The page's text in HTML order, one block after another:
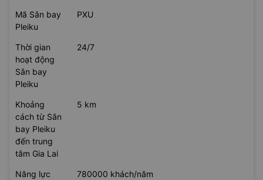
Mã Sân bay
Pleiku
PXU
Thời gian
hoạt động
Sân bay
Pleiku
24/7
Khoảng
cách từ Sân
bay Pleiku
đến trung
tâm Gia Lai
5 km
Năng lực
780000 khách/năm